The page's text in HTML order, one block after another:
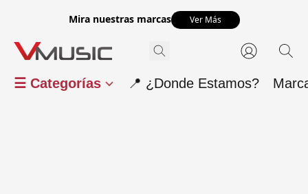
Mira nuestras marcas Ver Más
☰ Categorías 📍 ¿Donde Estamos?